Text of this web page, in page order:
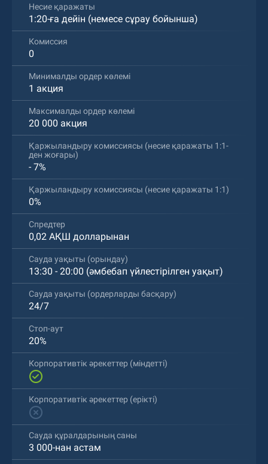
Несие қаражаты
1:20-ға дейін (немесе сұрау бойынша)
Комиссия
0
Минималды ордер көлемі
1 акция
Максималды ордер көлемі
20 000 акция
Қаржыландыру комиссиясы (несие қаражаты 1:1-
ден жоғары)
- 7%
Қаржыландыру комиссиясы (несие қаражаты 1:1)
0%
Спредтер
0,02 АҚШ долларынан
Сауда уақыты (орындау)
13:30 - 20:00 (әмбебап үйлестірілген уақыт)
Сауда уақыты (ордерларды басқару)
24/7
Стоп-аут
20%
Корпоративтік әрекеттер (міндетті)
Корпоративтік әрекеттер (ерікті)
Сауда құралдарының саны
3 000-нан астам